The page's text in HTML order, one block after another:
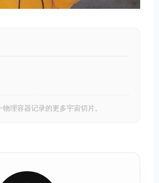
理容器记录的更多宇宙切片。